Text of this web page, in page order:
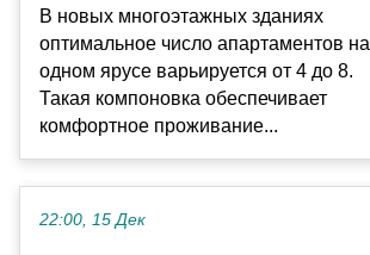
В новых многоэтажных зданиях
оптимальное число апартаментов на
одном ярусе варьируется от 4 до 8.
Такая компоновка обеспечивает
комфортное проживание...
22:00, 15 Дек